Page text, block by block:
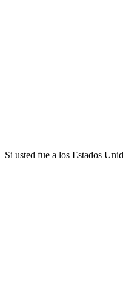
Si usted fue a los Estados